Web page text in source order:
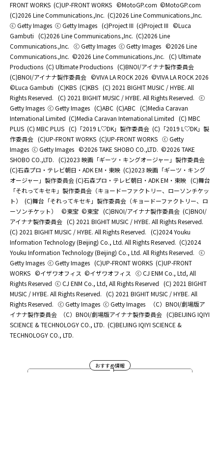
FRONT WORKS (C)UP-FRONT WORKS ©MotoGP.com ©MotoGP.com
(C)2026 Line Communications.,Inc. (C)2026 Line Communications.,Inc.
ⓒ Getty Images ⓒ Getty Images (c)Project III (c)Project III ©Luca
Gambuti (C)2026 Line Communications.,Inc. (C)2026 Line
Communications.,Inc. ⓒ Getty Images ⓒ Getty Images ©2026 Line
Communications.,Inc. ©2026 Line Communications.,Inc. (C) Ultimate
Productions (C) Ultimate Productions (C)BNOI/アイナナ製作委員会
(C)BNOI/アイナナ製作委員会 ©️VIVA LA ROCK 2026 ©️VIVA LA ROCK 2026
©Luca Gambuti (C)KBS (C)KBS (C) 2021 BIGHIT MUSIC / HYBE. All
Rights Reserved. (C) 2021 BIGHIT MUSIC / HYBE. All Rights Reserved. ⓒ
Getty Images ⓒ Getty Images (C)ABC (C)ABC (C)Media Caravan
International Limited (C)Media Caravan International Limited (C) MBC
PLUS (C) MBC PLUS (C)「2019 L♡DK」製作委員会 (C)「2019 L♡DK」製
作委員会 (C)UP-FRONT WORKS (C)UP-FRONT WORKS ⓒ Getty
Images ⓒ Getty Images ©2026 TAKE SHOBO CO.,LTD. ©2026 TAKE
SHOBO CO.,LTD. (C)2023 映画「ギーツ・キングオージャー」製作委員会
(C)石森プロ・テレビ朝日・ADK EM・東映 (C)2023 映画「ギーツ・キング
オージャー」製作委員会 (C)石森プロ・テレビ朝日・ADK EM・東映 (C)舞台
「それってキセキ」製作委員会（キョードーファクトリー、ローソンチケッ
ト）
(C)舞台「それってキセキ」製作委員会（キョードーファクトリー、ロ
ーソンチケット）
©東宝 ©東宝 (C)BNOI/アイナナ製作委員会 (C)BNOI/
アイナナ製作委員会 (C) 2021 BIGHIT MUSIC / HYBE. All Rights Reserved.
(C) 2021 BIGHIT MUSIC / HYBE. All Rights Reserved. (C)2024 Youku
Information Technology (Beijing) Co., Ltd. All Rights Reserved. (C)2024
Youku Information Technology (Beijing) Co., Ltd. All Rights Reserved. ⓒ
Getty Images ⓒ Getty Images (C)UP-FRONT WORKS (C)UP-FRONT
WORKS ©イザワオフィス ©イザワオフィス
ⓒ CJ ENM Co., Ltd, All
Rights Reserved ⓒ CJ ENM Co., Ltd, All Rights Reserved (C) 2021 BIGHIT
MUSIC / HYBE. All Rights Reserved. (C) 2021 BIGHIT MUSIC / HYBE. All
Rights Reserved. ⓒ Getty Images ⓒ Getty Images
（C）BNOI/劇場版ア
イナナ製作委員会
（C）BNOI/劇場版アイナナ製作委員会 (C)BEIJING IQIYI
SCIENCE & TECHNOLOGY CO., LTD. (C)BEIJING IQIYI SCIENCE &
TECHNOLOGY CO., LTD.
おすすめ情報